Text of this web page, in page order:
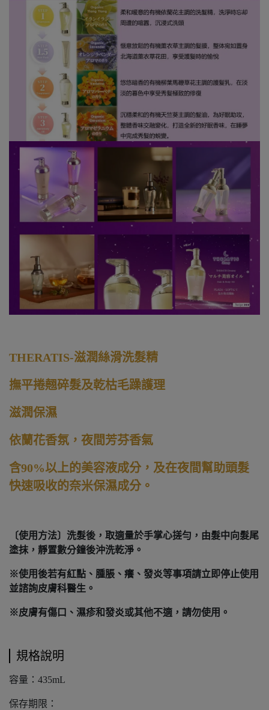
THERATIS-滋潤絲滑洗髮精
撫平捲翹碎髮及乾枯毛躁護理
滋潤保濕
依蘭花香氛，夜間芳芬香氣
含90%以上的美容液成分，及在夜間幫助頭髮
快速吸收的奈米保濕成分。
〔使用方法〕洗髮後，取適量於手掌心搓勻，由髮中向髮尾
塗抹，靜置數分鐘後沖洗乾淨。
※使用後若有紅點、腫脹、癢、發炎等事項請立即停止使用
並諮詢皮膚科醫生。
※皮膚有傷口、濕疹和發炎或其他不適，請勿使用。
規格說明
容量：435mL
保存期限：